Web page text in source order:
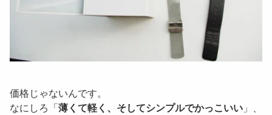
価格じゃないんです。
なにしろ「薄くて軽く、そしてシンプルでかっこいい 」、